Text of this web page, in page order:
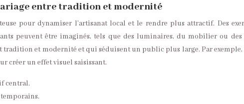
entre tradition et modernité
pour dynamiser l’artisanat local et le rendre plus attractif. Des
peuvent être imaginés, tels que des luminaires, du mobilier ou
et modernité et qui séduisent un public plus large. Par
créer un effet visuel saisissant.
central.